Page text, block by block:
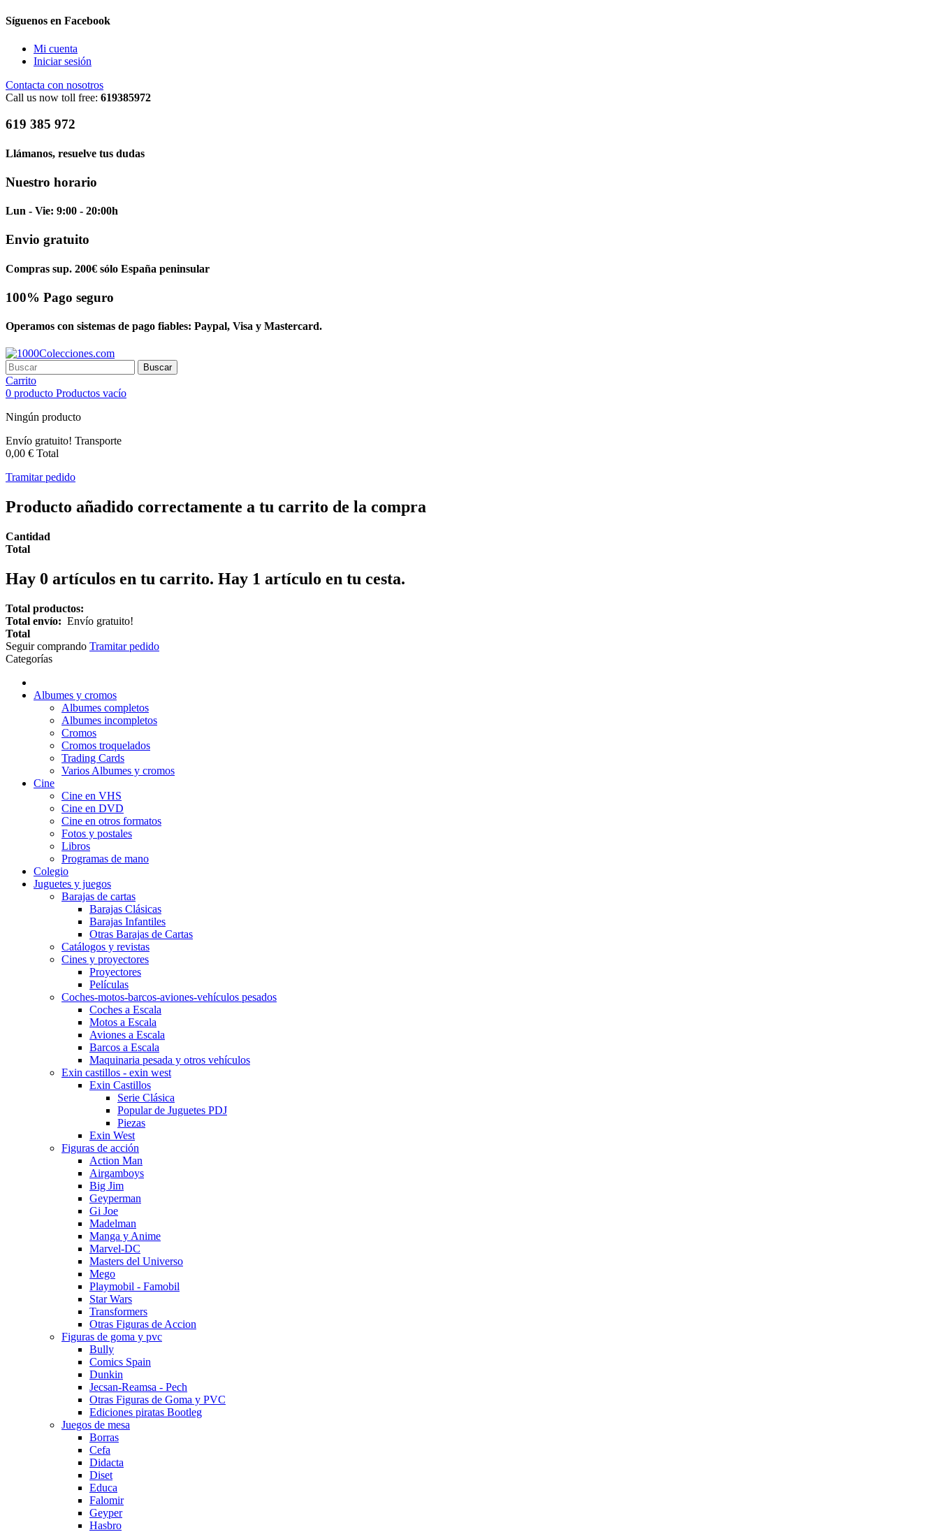
Síguenos en Facebook
Mi cuenta
Iniciar sesión
Contacta con nosotros
Call us now toll free: 619385972
619 385 972
Llámanos, resuelve tus dudas
Nuestro horario
Lun - Vie: 9:00 - 20:00h
Envio gratuito
Compras sup. 200€ sólo España peninsular
100% Pago seguro
Operamos con sistemas de pago fiables: Paypal, Visa y Mastercard.
Buscar
Carrito
0 producto Productos vacío
Ningún producto
Envío gratuito! Transporte
0,00 € Total
Tramitar pedido
Producto añadido correctamente a tu carrito de la compra
Cantidad
Total
Hay 0 artículos en tu carrito. Hay 1 artículo en tu cesta.
Total productos:
Total envío: Envío gratuito!
Total
Seguir comprando Tramitar pedido
Categorías
Albumes y cromos
Albumes completos
Albumes incompletos
Cromos
Cromos troquelados
Trading Cards
Varios Albumes y cromos
Cine
Cine en VHS
Cine en DVD
Cine en otros formatos
Fotos y postales
Libros
Programas de mano
Colegio
Juguetes y juegos
Barajas de cartas
Barajas Clásicas
Barajas Infantiles
Otras Barajas de Cartas
Catálogos y revistas
Cines y proyectores
Proyectores
Películas
Coches-motos-barcos-aviones-vehículos pesados
Coches a Escala
Motos a Escala
Aviones a Escala
Barcos a Escala
Maquinaria pesada y otros vehículos
Exin castillos - exin west
Exin Castillos
Serie Clásica
Popular de Juguetes PDJ
Piezas
Exin West
Figuras de acción
Action Man
Airgamboys
Big Jim
Geyperman
Gi Joe
Madelman
Manga y Anime
Marvel-DC
Masters del Universo
Mego
Playmobil - Famobil
Star Wars
Transformers
Otras Figuras de Accion
Figuras de goma y pvc
Bully
Comics Spain
Dunkin
Jecsan-Reamsa - Pech
Otras Figuras de Goma y PVC
Ediciones piratas Bootleg
Juegos de mesa
Borras
Cefa
Didacta
Diset
Educa
Falomir
Geyper
Hasbro